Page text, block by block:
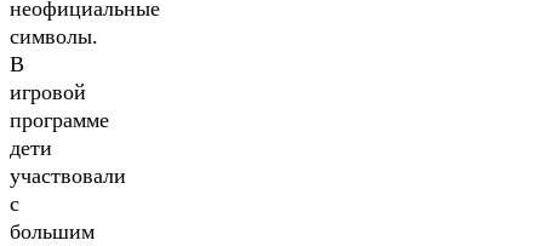
неофициальные
символы.
В
игровой
программе
дети
участвовали
с
большим